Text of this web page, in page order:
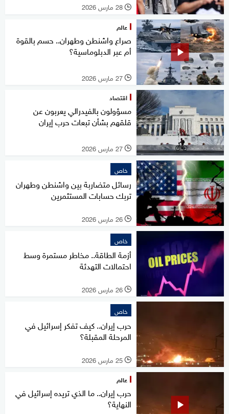
l 28 مارس 2026
عالم
صراع واشنطن وطهران.. حسم بالقوة
أم عبر الدبلوماسية؟
l 27 مارس 2026
اقتصاد
مسؤولون بالفيدرالي يعربون عن
قلقهم بشأن تبعات حرب إيران
l 27 مارس 2026
خاص
رسائل متضاربة بين واشنطن وطهران
تربك حسابات المستثمرين
l 26 مارس 2026
خاص
أزمة الطاقة.. مخاطر مستمرة وسط
احتمالات التهدئة
l 26 مارس 2026
خاص
حرب إيران.. كيف تفكر إسرائيل في
المرحلة المقبلة؟
l 25 مارس 2026
عالم
حرب إيران.. ما الذي تريده إسرائيل في
النهاية؟